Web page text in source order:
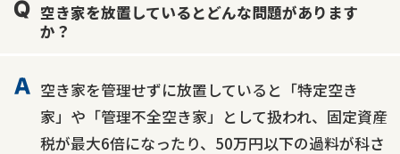
空き家を放置しているとどんな問題があります
か？
空き家を管理せずに放置していると「特定空き
家」や「管理不全空き家」として扱われ、固定資産
税が最大6倍になったり、50万円以下の過料が科さ